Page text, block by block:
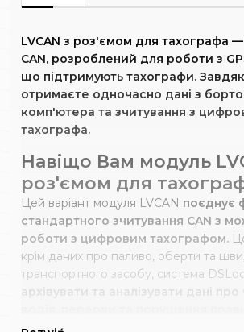
LVCAN з роз'ємом для тахографа
CAN, розроблений для роботи з
що підтримують тахографи.
отримаєте одночасно дані з
комп'ютера та зчитування з
тахографа.
Навіщо Вам модуль
роз'ємом для
Цей варіант модуля LVCAN поєднує
стандартного зчитування CAN з
роботи з цифровим тахографом.
крім даних про паливо, оберти та
транспортного засобу, система
архівувати та аналізувати дані